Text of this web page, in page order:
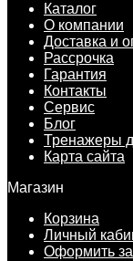
Каталог
О компании
Доставка и
Рассрочка
Гарантия
Контакты
Сервис
Блог
Тренажеры
Карта сайта
Магазин
Корзина
Личный
Оформить